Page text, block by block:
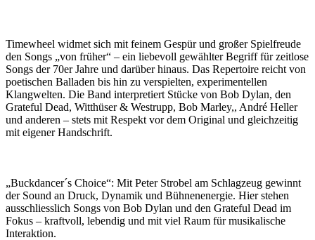
Timewheel widmet sich mit feinem Gespür und großer Spielfreude
den Songs „von früher“ – ein liebevoll gewählter Begriff für zeitlose
Songs der 70er Jahre und darüber hinaus. Das Repertoire reicht von
poetischen Balladen bis hin zu verspielten, experimentellen
Klangwelten. Die Band interpretiert Stücke von Bob Dylan, den
Grateful Dead, Witthüser & Westrupp, Bob Marley,, André Heller
und anderen – stets mit Respekt vor dem Original und gleichzeitig
mit eigener Handschrift.
„Buckdancer´s Choice“: Mit Peter Strobel am Schlagzeug gewinnt
der Sound an Druck, Dynamik und Bühnenenergie. Hier stehen
ausschliesslich Songs von Bob Dylan und den Grateful Dead im
Fokus – kraftvoll, lebendig und mit viel Raum für musikalische
Interaktion.